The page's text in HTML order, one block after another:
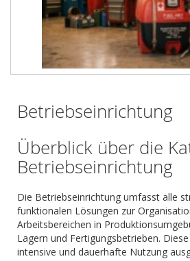
Betriebseinrichtung
Überblick über die
Betriebseinrichtung
Die Betriebseinrichtung umfasst alle
funktionalen Lösungen zur
Arbeitsbereichen in
Lagern und Fertigungsbetrieben.
intensive und dauerhafte Nutzung